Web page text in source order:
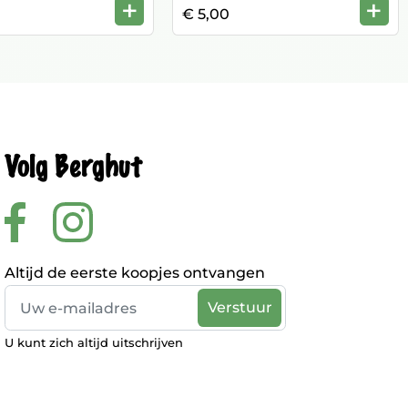
+ € 5,00 +
Volg Berghut
Altijd de eerste koopjes ontvangen
U kunt zich altijd uitschrijven